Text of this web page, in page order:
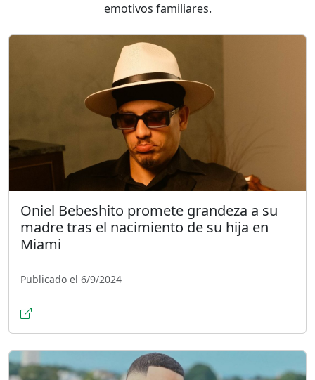
emotivos familiares.
Oniel Bebeshito promete grandeza a su
madre tras el nacimiento de su hija en
Miami
Publicado el 6/9/2024